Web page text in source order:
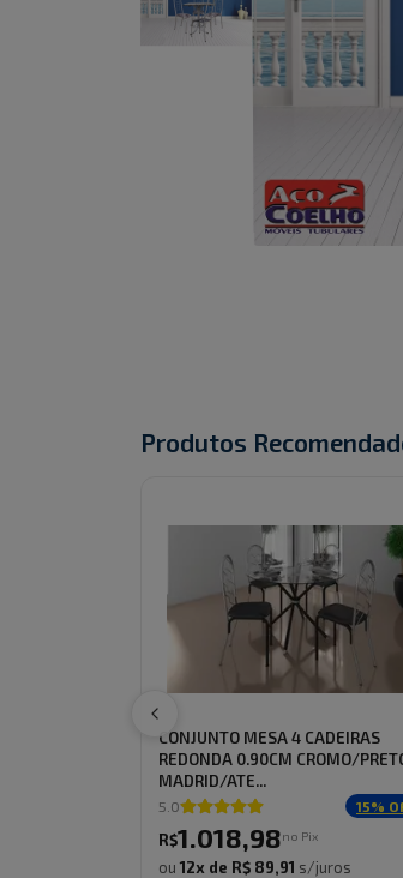
Produtos
CONJUNTO MESA 4 CADEIRAS
REDONDA 0.90CM CROMO/
MADRID/ATE...
5.0 15%
R$1.018,98no Pix
ou 12x de R$ 89,91 s/juros